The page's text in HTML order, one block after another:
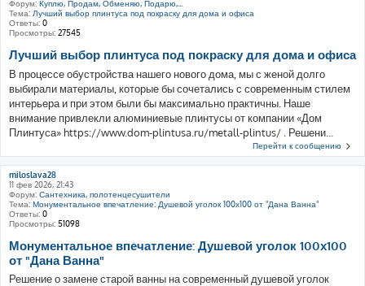
Форум: Куплю, Продам, Обменяю, Подарю,...
Тема: Лучший выбор плинтуса под покраску для дома и офиса
Ответы: 0
Просмотры: 27545
Лучший выбор плинтуса под покраску для дома и офиса
В процессе обустройства нашего нового дома, мы с женой долго
выбирали материалы, которые бы сочетались с современным стилем
интерьера и при этом были бы максимально практичны. Наше
внимание привлекли алюминиевые плинтусы от компании «Дом
Плинтуса» https://www.dom-plintusa.ru/metall-plintus/ . Решени...
Перейти к сообщению
miloslava28
11 фев 2026, 21:43
Форум: Сантехника, полотенцесушители
Тема: Монументальное впечатление: Душевой уголок 100х100 от "Дана Ванна"
Ответы: 0
Просмотры: 51098
Монументальное впечатление: Душевой уголок 100х100
от "Дана Ванна"
Решение о замене старой ванны на современный душевой уголок